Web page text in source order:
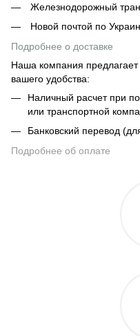
Железнодорожный
Новой почтой по
Подробнее о доставке
Наша компания
вашего удобства:
Наличный расчет при
или транспортной
Банковский перевод
Подробнее об оплате